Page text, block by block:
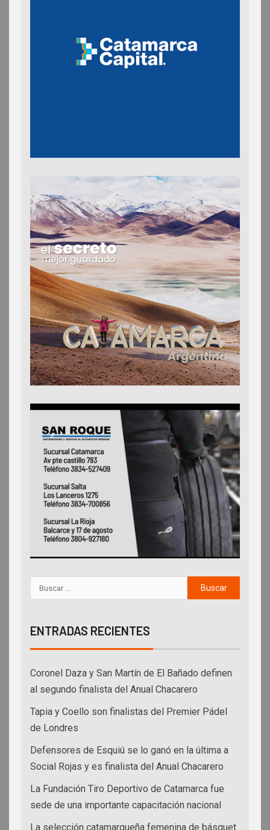
ENTRADAS RECIENTES
Coronel Daza y San Martín de El Bañado definen
al segundo finalista del Anual Chacarero
Tapia y Coello son finalistas del Premier Pádel
de Londres
Defensores de Esquiú se lo ganó en la última a
Social Rojas y es finalista del Anual Chacarero
La Fundación Tiro Deportivo de Catamarca fue
sede de una importante capacitación nacional
La selección catamarqueña femenina de básquet